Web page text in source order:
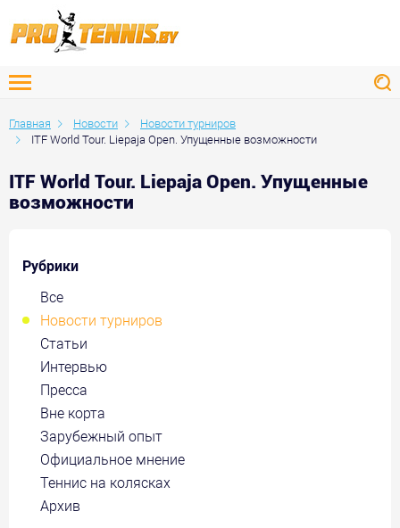
Главная Новости
Новости турниров
ITF World Tour. Liepaja Open. Упущенные возможности
ITF World Tour. Liepaja Open. Упущенные
возможности
Рубрики
Все
Новости турниров
Статьи
Интервью
Пресса
Вне корта
Зарубежный опыт
Официальное мнение
Теннис на колясках
Архив